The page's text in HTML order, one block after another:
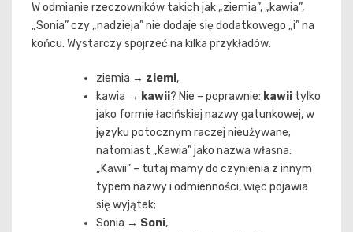
W odmianie rzeczowników takich jak „ziemia”, „kawia”,
„Sonia” czy „nadzieja” nie dodaje się dodatkowego „i” na
końcu. Wystarczy spojrzeć na kilka przykładów:
ziemia → ziemi,
kawia → kawii? Nie – poprawnie: kawii tylko
jako formie łacińskiej nazwy gatunkowej, w
języku potocznym raczej nieużywane;
natomiast „Kawia” jako nazwa własna:
„Kawii” – tutaj mamy do czynienia z innym
typem nazwy i odmienności, więc pojawia
się wyjątek;
Sonia → Soni,